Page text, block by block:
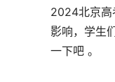
2024北京高
影响，学生
一下吧 。